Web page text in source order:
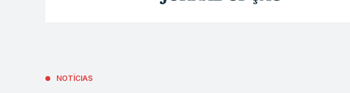
NOTÍCIAS